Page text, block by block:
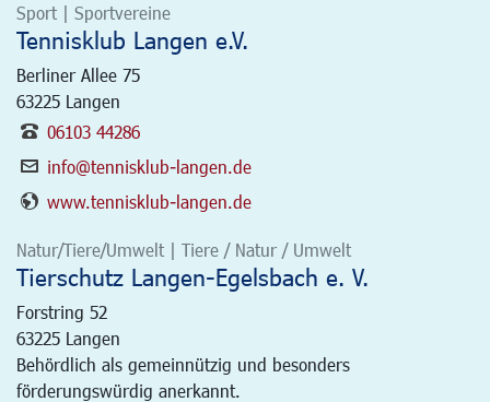
Sport | Sportvereine
Tennisklub Langen e.V.
Berliner Allee 75
63225 Langen
06103 44286
info@tennisklub-langen.de
www.tennisklub-langen.de
Natur/Tiere/Umwelt | Tiere / Natur / Umwelt
Tierschutz Langen-Egelsbach e. V.
Forstring 52
63225 Langen
Behördlich als gemeinnützig und besonders
förderungswürdig anerkannt.